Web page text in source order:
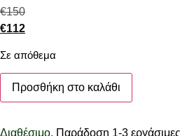
€150
€112
Σε απόθεμα
Προσθήκη στο καλάθι
Διαθέσιμο. Παράδοση 1-3